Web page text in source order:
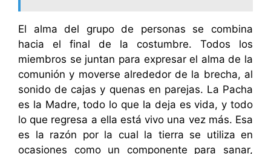
El alma del grupo de personas se combina
hacia el final de la costumbre. Todos los
miembros se juntan para expresar el alma de la
comunión y moverse alrededor de la brecha, al
sonido de cajas y quenas en parejas. La Pacha
es la Madre, todo lo que la deja es vida, y todo
lo que regresa a ella está vivo una vez más. Esa
es la razón por la cual la tierra se utiliza en
ocasiones como un componente para sanar,